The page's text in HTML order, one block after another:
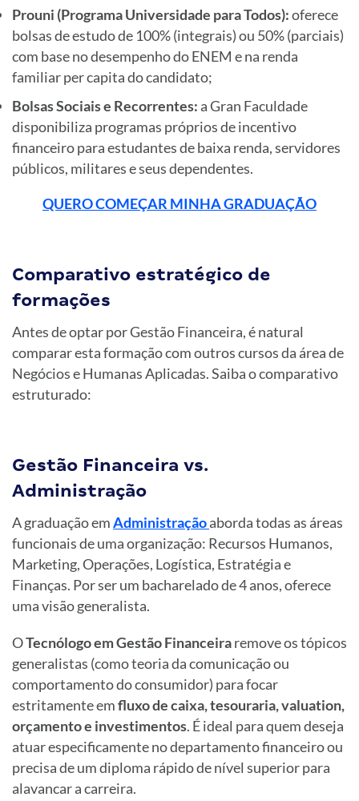
Prouni (Programa Universidade para Todos):oferece
bolsas de estudo de 100% (integrais) ou 50% (parciais)
com base no desempenho do ENEM e na renda
familiar per capita do candidato;
Bolsas Sociais e Recorrentes: a Gran Faculdade
disponibiliza programas próprios de incentivo
financeiro para estudantes de baixa renda, servidores
públicos, militares e seus dependentes.
QUERO COMEÇAR MINHA GRADUAÇÃO
Comparativo estratégico de
formações
Antes de optar por Gestão Financeira, é natural
comparar esta formação com outros cursos da área de
Negócios e Humanas Aplicadas. Saiba o comparativo
estruturado:
Gestão Financeira vs.
Administração
A graduação emAdministraçãoaborda todas as áreas
funcionais de uma organização: Recursos Humanos,
Marketing, Operações, Logística, Estratégia e
Finanças. Por ser um bacharelado de 4 anos, oferece
uma visão generalista.
OTecnólogo em Gestão Financeiraremove os tópicos
generalistas (como teoria da comunicação ou
comportamento do consumidor) para focar
estritamente emfluxo de caixa, tesouraria, valuation,
orçamento e investimentos. É ideal para quem deseja
atuar especificamente no departamento financeiro ou
precisa de um diploma rápido de nível superior para
alavancar a carreira.